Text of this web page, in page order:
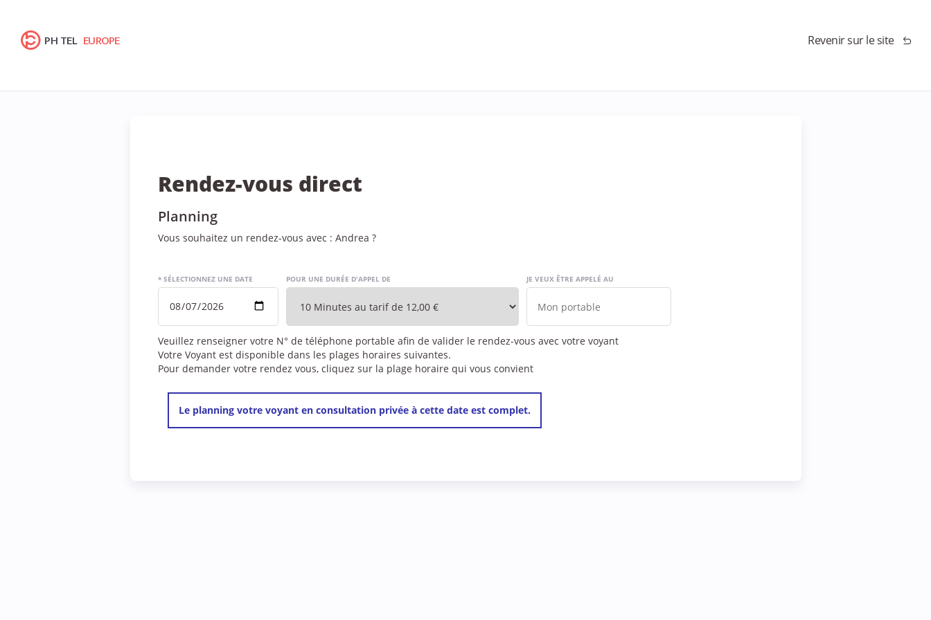
PH TEL EUROPE Revenir sur le site
Rendez-vous direct
Planning
Vous souhaitez un rendez-vous avec : Andrea ?
* SÉLECTIONNEZ UNE DATE POUR UNE DURÉE D'APPEL DE JE VEUX ÊTRE APPELÉ AU
Veuillez renseigner votre N° de téléphone portable afin de valider le rendez-vous avec votre voyant
Votre Voyant est disponible dans les plages horaires suivantes.
Pour demander votre rendez vous, cliquez sur la plage horaire qui vous convient
Le planning votre voyant en consultation privée à cette date est complet.